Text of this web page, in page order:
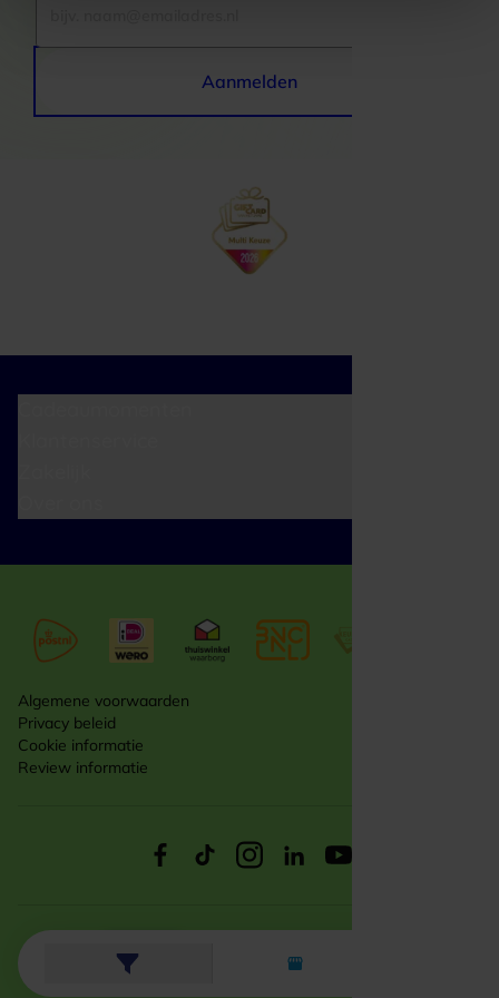
Aanmelden
Algemene voorwaarden
Privacy beleid
Cookie informatie
Review informatie
© 2026 VVV cadeaukaarten